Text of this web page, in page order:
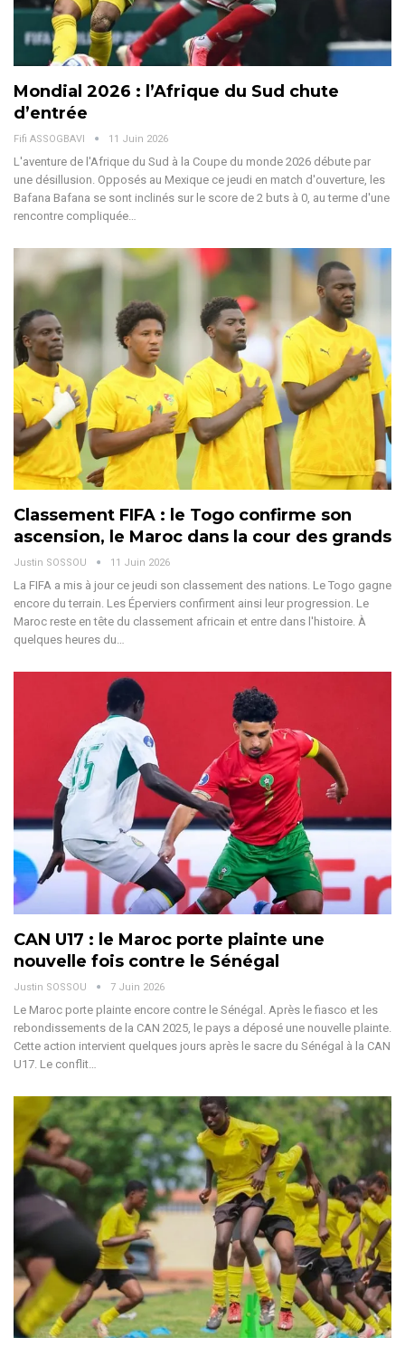
Mondial 2026 : l’Afrique du Sud chute
d’entrée
Fifi ASSOGBAVI 11 Juin 2026
L'aventure de l'Afrique du Sud à la Coupe du monde 2026 débute par
une désillusion. Opposés au Mexique ce jeudi en match d'ouverture, les
Bafana Bafana se sont inclinés sur le score de 2 buts à 0, au terme d'une
rencontre compliquée
Classement FIFA : le Togo confirme son
ascension, le Maroc dans la cour des grands
Justin SOSSOU 11 Juin 2026
La FIFA a mis à jour ce jeudi son classement des nations. Le Togo gagne
encore du terrain. Les Éperviers confirment ainsi leur progression. Le
Maroc reste en tête du classement africain et entre dans l'histoire. À
quelques heures du…
CAN U17 : le Maroc porte plainte une
nouvelle fois contre le Sénégal
Justin SOSSOU 7 Juin 2026
Le Maroc porte plainte encore contre le Sénégal. Après le fiasco et les
rebondissements de la CAN 2025, le pays a déposé une nouvelle plainte.
Cette action intervient quelques jours après le sacre du Sénégal à la CAN
U17. Le conflit